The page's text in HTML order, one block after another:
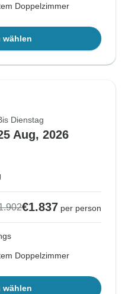
Doppelzimmer
wählen
Dienstag
Aug, 2026
€1.837 per person
Doppelzimmer
wählen